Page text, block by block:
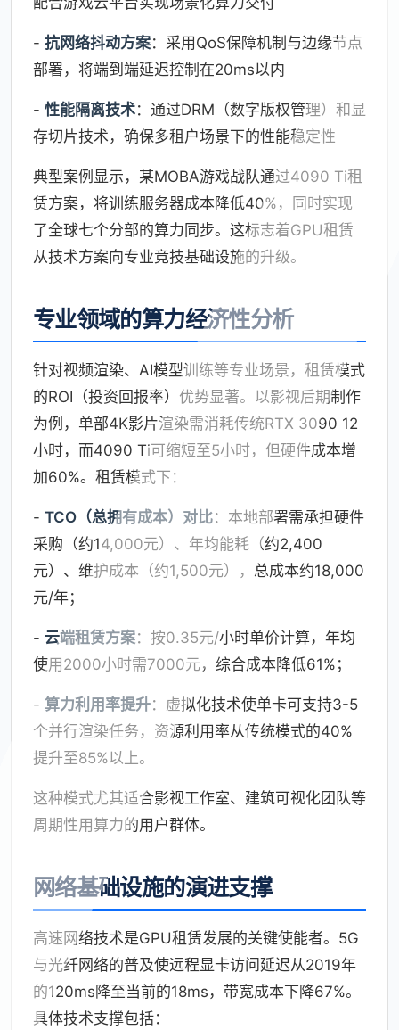
- 抗网络抖动方案：采用QoS保障机制与边缘节点
部署，将端到端延迟控制在20ms以内
- 性能隔离技术：通过DRM（数字版权管理）和显
存切片技术，确保多租户场景下的性能稳定性
典型案例显示，某MOBA游戏战队通过4090 Ti租
赁方案，将训练服务器成本降低40%，同时实现
了全球七个分部的算力同步。这标志着GPU租赁
从技术方案向专业竞技基础设施的升级。
专业领域的算力经济性分析
针对视频渲染、AI模型训练等专业场景，租赁模式
的ROI（投资回报率）优势显著。以影视后期制作
为例，单部4K影片渲染需消耗传统RTX 3090 12
小时，而4090 Ti可缩短至5小时，但硬件成本增
加60%。租赁模式下：
- TCO（总拥有成本）对比：本地部署需承担硬件
采购（约14,000元）、年均能耗（约2,400
元）、维护成本（约1,500元），总成本约18,000
元/年；
- 云端租赁方案：按0.35元/小时单价计算，年均
使用2000小时需7000元，综合成本降低61%；
- 算力利用率提升：虚拟化技术使单卡可支持3-5
个并行渲染任务，资源利用率从传统模式的40%
提升至85%以上。
这种模式尤其适合影视工作室、建筑可视化团队等
周期性用算力的用户群体。
网络基础设施的演进支撑
高速网络技术是GPU租赁发展的关键使能者。5G
与光纤网络的普及使远程显卡访问延迟从2019年
的120ms降至当前的18ms，带宽成本下降67%。
具体技术支撑包括：